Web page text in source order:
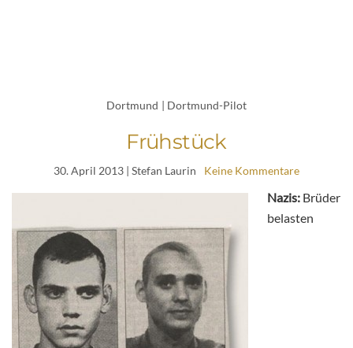
Dortmund | Dortmund-Pilot
Frühstück
30. April 2013 | Stefan Laurin Keine Kommentare
Nazis: Brüder
belasten